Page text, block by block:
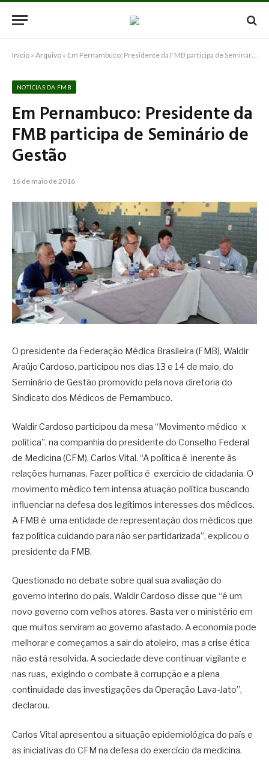
Início » Arquivo » Em Pernambuco: Presidente da FMB participa de Seminário de Gestão
NOTÍCIAS DA FMB
Em Pernambuco: Presidente da
FMB participa de Seminário de
Gestão
16 de maio de 2016
O presidente da Federação Médica Brasileira (FMB), Waldir
Araújo Cardoso, participou nos dias 13 e 14 de maio, do
Seminário de Gestão promovido pela nova diretoria do
Sindicato dos Médicos de Pernambuco.
Waldir Cardoso participou da mesa “Movimento médico x
política”, na companhia do presidente do Conselho Federal
de Medicina (CFM), Carlos Vital. “A política é inerente às
relações humanas. Fazer política é exercício de cidadania. O
movimento médico tem intensa atuação política buscando
influenciar na defesa dos legítimos interesses dos médicos.
A FMB é uma entidade de representação dos médicos que
faz política cuidando para não ser partidarizada”, explicou o
presidente da FMB.
Questionado no debate sobre qual sua avaliação do
governo interino do país, Waldir Cardoso disse que “é um
novo governo com velhos atores. Basta ver o ministério em
que muitos serviram ao governo afastado. A economia pode
melhorar e começamos a sair do atoleiro, mas a crise ética
não está resolvida. A sociedade deve continuar vigilante e
nas ruas, exigindo o combate à corrupção e a plena
continuidade das investigações da Operação Lava-Jato”,
declarou.
Carlos Vital apresentou a situação epidemiológica do país e
as iniciativas do CFM na defesa do exercício da medicina.